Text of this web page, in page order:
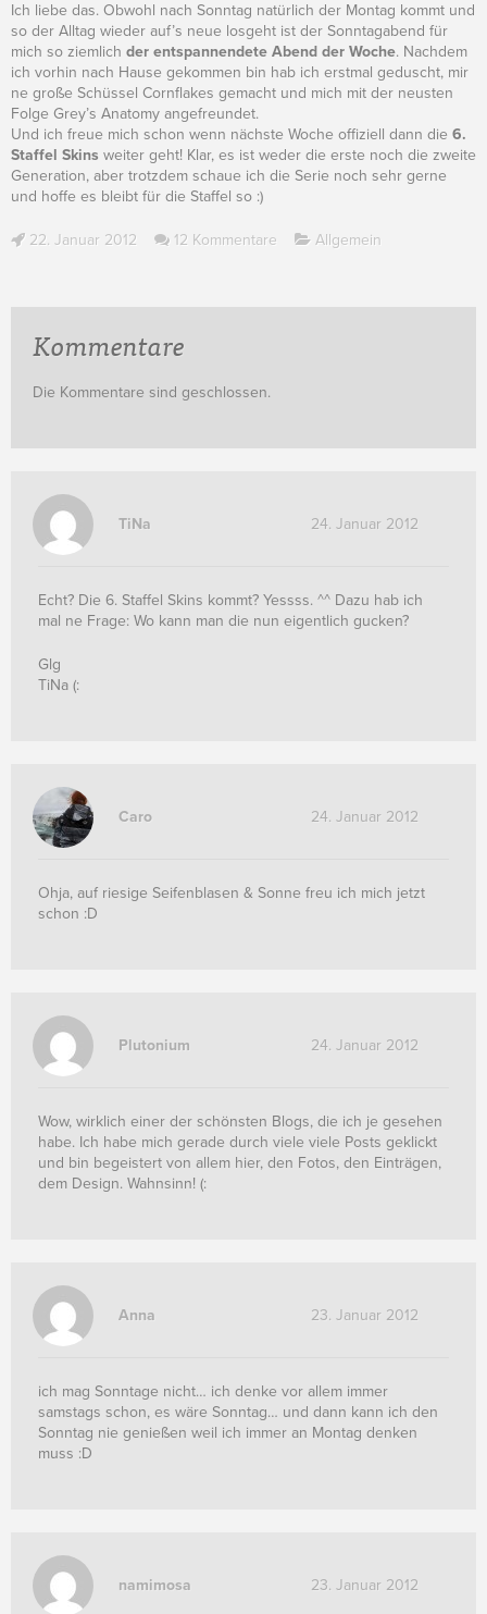
Ich liebe das. Obwohl nach Sonntag natürlich der Montag kommt und
so der Alltag wieder auf’s neue losgeht ist der Sonntagabend für
mich so ziemlich der entspannendete Abend der Woche. Nachdem
ich vorhin nach Hause gekommen bin hab ich erstmal geduscht, mir
ne große Schüssel Cornflakes gemacht und mich mit der neusten
Folge Grey’s Anatomy angefreundet.
Und ich freue mich schon wenn nächste Woche offiziell dann die 6.
Staffel Skins weiter geht! Klar, es ist weder die erste noch die zweite
Generation, aber trotzdem schaue ich die Serie noch sehr gerne
und hoffe es bleibt für die Staffel so :)
22. Januar 2012 12 Kommentare Allgemein
Kommentare
Die Kommentare sind geschlossen.
TiNa 24. Januar 2012
Echt? Die 6. Staffel Skins kommt? Yessss. ^^ Dazu hab ich
mal ne Frage: Wo kann man die nun eigentlich gucken?
Glg
TiNa (:
Caro 24. Januar 2012
Ohja, auf riesige Seifenblasen & Sonne freu ich mich jetzt
schon :D
Plutonium 24. Januar 2012
Wow, wirklich einer der schönsten Blogs, die ich je gesehen
habe. Ich habe mich gerade durch viele viele Posts geklickt
und bin begeistert von allem hier, den Fotos, den Einträgen,
dem Design. Wahnsinn! (:
Anna 23. Januar 2012
ich mag Sonntage nicht… ich denke vor allem immer
samstags schon, es wäre Sonntag… und dann kann ich den
Sonntag nie genießen weil ich immer an Montag denken
muss :D
namimosa 23. Januar 2012